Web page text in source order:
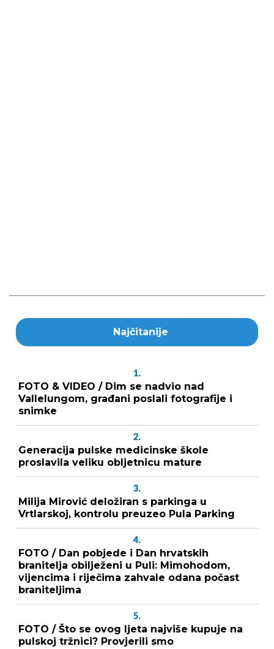
Najčitanije
1.
FOTO & VIDEO / Dim se nadvio nad
Vallelungom, građani poslali fotografije i
snimke
2.
Generacija pulske medicinske škole
proslavila veliku obljetnicu mature
3.
Milija Mirović deložiran s parkinga u
Vrtlarskoj, kontrolu preuzeo Pula Parking
4.
FOTO / Dan pobjede i Dan hrvatskih
branitelja obilježeni u Puli: Mimohodom,
vijencima i riječima zahvale odana počast
braniteljima
5.
FOTO / Što se ovog ljeta najviše kupuje na
pulskoj tržnici? Provjerili smo